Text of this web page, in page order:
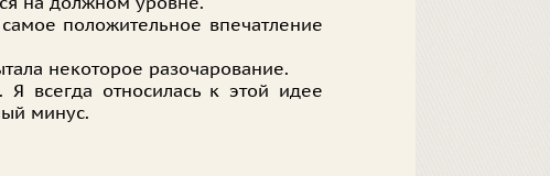
положительное впечатление
некоторое разочарование.
Я всегда относилась к этой идее
минус.